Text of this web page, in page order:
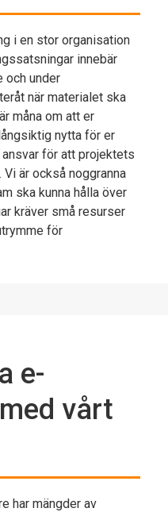
i en stor organisation
innebär
och under
när materialet ska
måna om att er
nytta för er
för att projektets
är också noggranna
ska kunna hålla över
kräver små resurser
för
e-
vårt
har mängder av